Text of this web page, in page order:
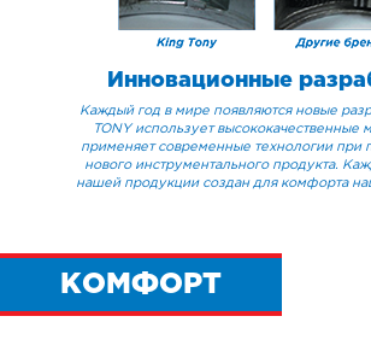
Инновационные
Каждый год в мире появляются новые
TONY использует высококачественные
применяет современные технологии при
нового инструментального продукта.
нашей продукции создан для комфорта
КОМФОРТ